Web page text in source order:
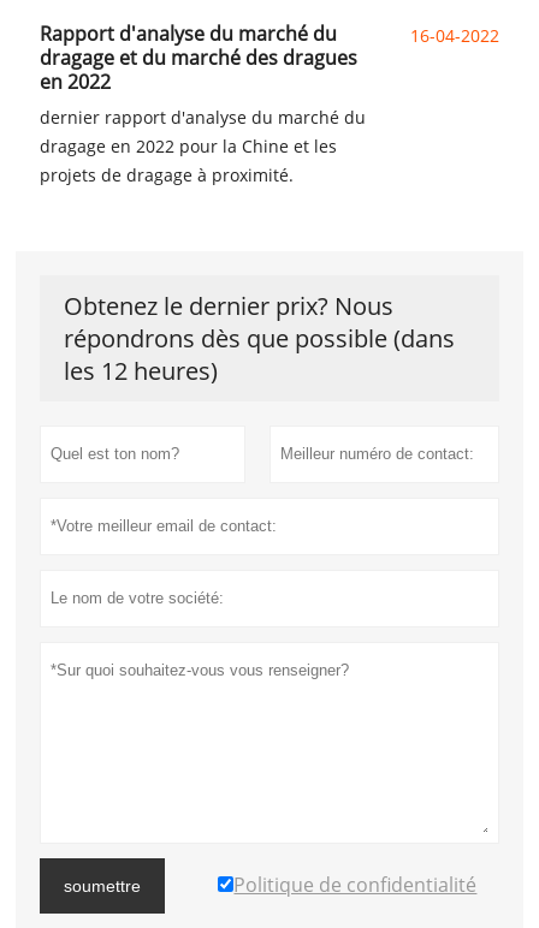
Rapport d'analyse du marché du
dragage et du marché des dragues
en 2022
dernier rapport d'analyse du marché du
dragage en 2022 pour la Chine et les
projets de dragage à proximité.
16-04-2022
Obtenez le dernier prix? Nous
répondrons dès que possible (dans
les 12 heures)
soumettre Politique de confidentialité